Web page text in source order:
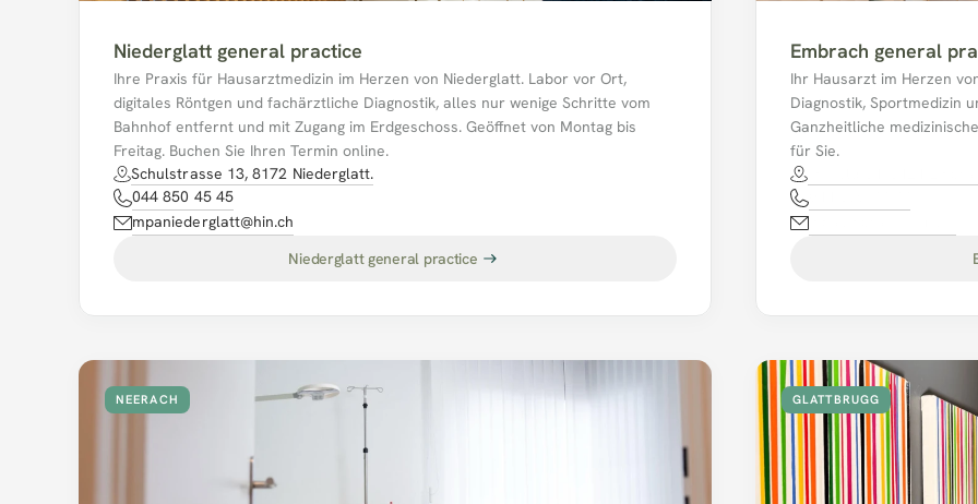
Niederglatt general practice
Ihre Praxis für Hausarztmedizin im Herzen von Niederglatt. Labor vor Ort,
digitales Röntgen und fachärztliche Diagnostik, alles nur wenige Schritte vom
Bahnhof entfernt und mit Zugang im Erdgeschoss. Geöffnet von Montag bis
Freitag. Buchen Sie Ihren Termin online.
Schulstrasse 13, 8172 Niederglatt.
044 850 45 45
mpaniederglatt@hin.ch
Niederglatt general practice
Embrach general
Ihr Hausarzt im Herzen
Diagnostik, Sportmedizin
Ganzheitliche
für Sie.
NEERACH GLATTBRUGG